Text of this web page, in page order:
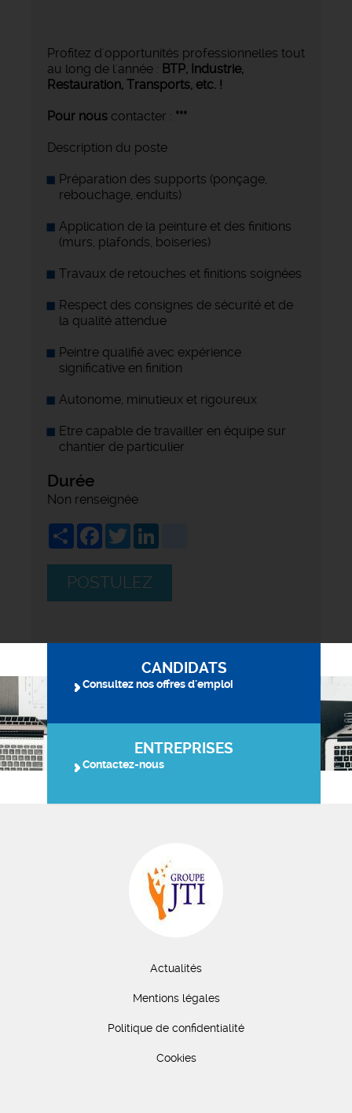
Profitez d'opportunités professionnelles tout
au long de l'année : BTP, Industrie,
Restauration, Transports, etc. !
Pour nous contacter : ***
Description du poste
Préparation des supports (ponçage,
rebouchage, enduits)
Application de la peinture et des finitions
(murs, plafonds, boiseries)
Travaux de retouches et finitions soignées
Respect des consignes de sécurité et de
la qualité attendue
Peintre qualifié avec expérience
significative en finition
Autonome, minutieux et rigoureux
Etre capable de travailler en équipe sur
chantier de particulier
Durée
Non renseignée
ShareFacebook
Twitter
POSTULEZ
CANDIDATS
Consultez nos offres d'emploi
ENTREPRISES
Contactez-nous
Actualités
Mentions légales
Politique de confidentialité
Cookies